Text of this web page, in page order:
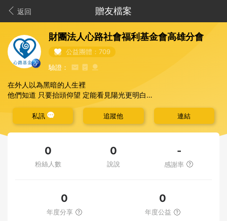
返回 贈友檔案
財團法人心路社會福利基金會高雄分會
公益團體：709
驗證：
在外人以為黑暗的人生裡
他們知道 只要抬頭仰望 定能看見陽光更明白
請給他們多一點的疼惜和支持,用一顆父母的心,陪他們走一生的路。
私訊 追蹤他 連結
0
粉絲人數
0
說說
-
感謝率
0
年度分享
0
年度公益